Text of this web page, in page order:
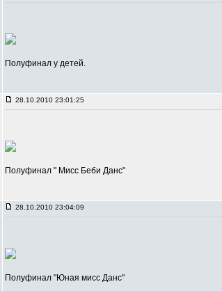
Полуфинал у детей.
28.10.2010 23:01:25
Полуфинал " Мисс Беби Данс"
28.10.2010 23:04:09
Полуфинал "Юная мисс Данс"